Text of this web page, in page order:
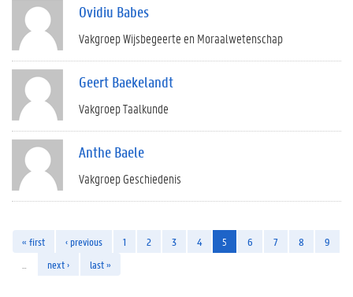
Ovidiu Babes
Vakgroep Wijsbegeerte en Moraalwetenschap
Geert Baekelandt
Vakgroep Taalkunde
Anthe Baele
Vakgroep Geschiedenis
« first ‹ previous 1 2 3 4 5 6 7 8
9
next › last »